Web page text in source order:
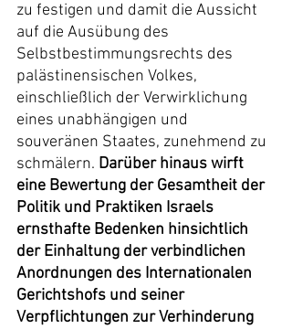
zu festigen und damit die Aussicht
auf die Ausübung des
Selbstbestimmungsrechts des
palästinensischen Volkes,
einschließlich der Verwirklichung
eines unabhängigen und
souveränen Staates, zunehmend zu
schmälern. Darüber hinaus wirft
eine Bewertung der Gesamtheit der
Politik und Praktiken Israels
ernsthafte Bedenken hinsichtlich
der Einhaltung der verbindlichen
Anordnungen des Internationalen
Gerichtshofs und seiner
Verpflichtungen zur Verhinderung